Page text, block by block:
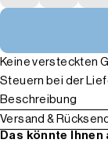
Keine versteckten
Steuern bei der
Beschreibung
Versand &
Das könnte